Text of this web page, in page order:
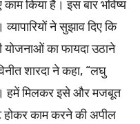
किया है। इस बार भविष्य
ने सुझाव दिए कि
का फायदा उठाने
शारदा ने कहा, “लघु
हमें मिलकर इसे और मजबूत
होकर काम करने की अपील